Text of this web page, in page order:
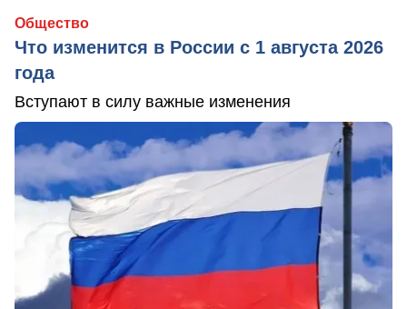
Общество
Что изменится в России с 1 августа 2026
года
Вступают в силу важные изменения